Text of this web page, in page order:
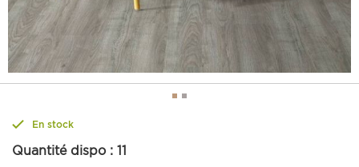
En stock
Quantité dispo : 11